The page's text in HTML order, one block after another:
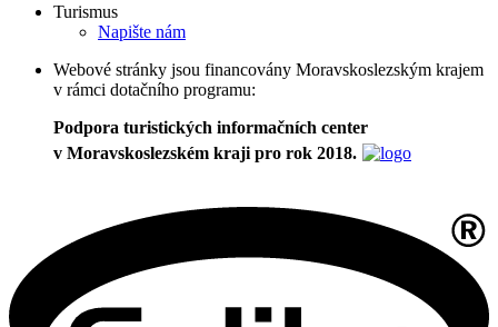
Turismus
Napište nám
Webové stránky jsou financovány Moravskoslezským krajem
v rámci dotačního programu:
Podpora turistických informačních center
v Moravskoslezském kraji pro rok 2018.